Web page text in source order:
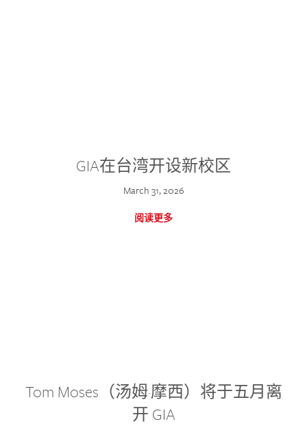
GIA在台湾开设新校区
March 31, 2026
阅读更多
Tom Moses（汤姆·摩西）将于五月离
开 GIA